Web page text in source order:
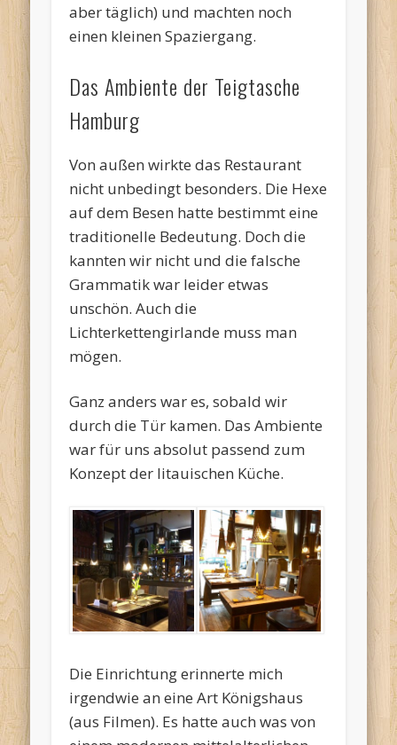
aber täglich) und machten noch
einen kleinen Spaziergang.
Das Ambiente der Teigtasche
Hamburg
Von außen wirkte das Restaurant
nicht unbedingt besonders. Die Hexe
auf dem Besen hatte bestimmt eine
traditionelle Bedeutung. Doch die
kannten wir nicht und die falsche
Grammatik war leider etwas
unschön. Auch die
Lichterkettengirlande muss man
mögen.
Ganz anders war es, sobald wir
durch die Tür kamen. Das Ambiente
war für uns absolut passend zum
Konzept der litauischen Küche.
Die Einrichtung erinnerte mich
irgendwie an eine Art Königshaus
(aus Filmen). Es hatte auch was von